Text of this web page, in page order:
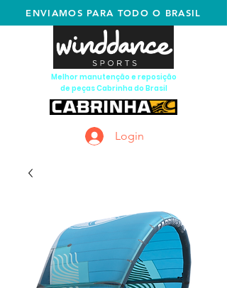
ENVIAMOS PARA TODO O BRASIL
Melhor manutenção e reposição
de peças Cabrinha do Brasil
Login